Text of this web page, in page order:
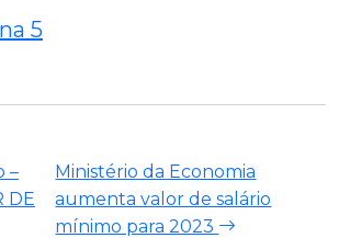
5
–
DE
Ministério da Economia
aumenta valor de salário
mínimo para 2023